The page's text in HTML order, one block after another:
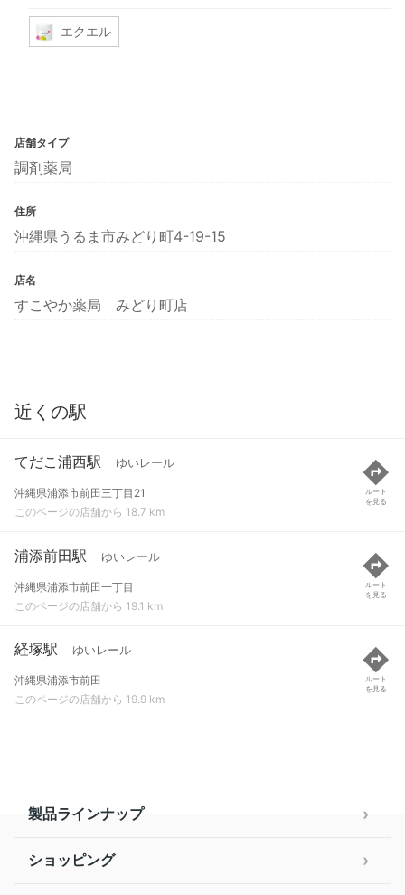
エクエル
店舗タイプ
調剤薬局
住所
沖縄県うるま市みどり町4-19-15
店名
すこやか薬局 みどり町店
近くの駅
てだこ浦西駅 ゆいレール
沖縄県浦添市前田三丁目21
このページの店舗から 18.7 km
ルート
を見る
浦添前田駅 ゆいレール
沖縄県浦添市前田一丁目
このページの店舗から 19.1 km
ルート
を見る
経塚駅 ゆいレール
沖縄県浦添市前田
このページの店舗から 19.9 km
ルート
を見る
製品ラインナップ
ショッピング